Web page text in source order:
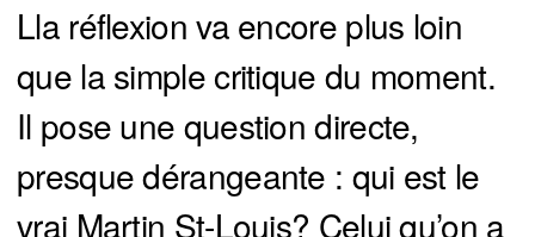
Lla réflexion va encore plus loin
que la simple critique du moment.
Il pose une question directe,
presque dérangeante : qui est le
vrai Martin St-Louis? Celui qu’on a